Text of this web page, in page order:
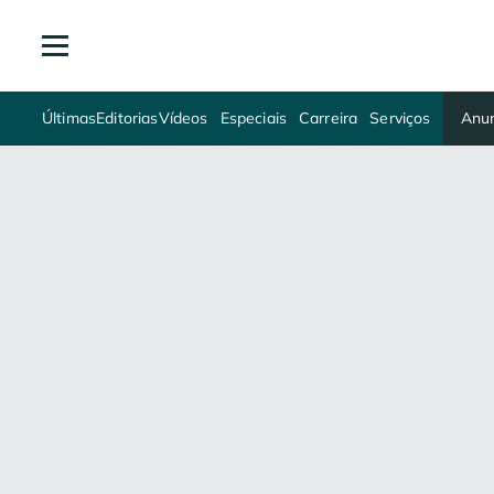
ÚltimasEditoriasVídeos Especiais Carreira Serviços